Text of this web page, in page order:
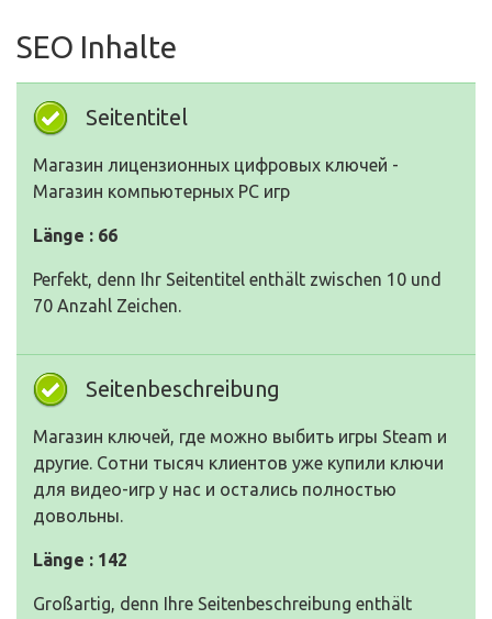
SEO Inhalte
Seitentitel
Магазин лицензионных цифровых ключей -
Магазин компьютерных PC игр
Länge : 66
Perfekt, denn Ihr Seitentitel enthält zwischen 10 und
70 Anzahl Zeichen.
Seitenbeschreibung
Магазин ключей, где можно выбить игры Steam и
другие. Сотни тысяч клиентов уже купили ключи
для видео-игр у нас и остались полностью
довольны.
Länge : 142
Großartig, denn Ihre Seitenbeschreibung enthält